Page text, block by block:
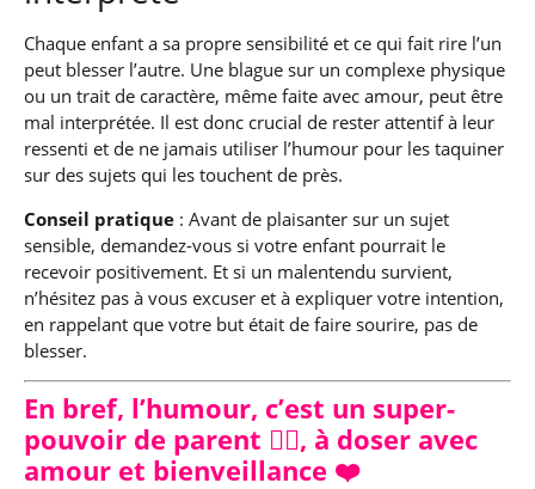
Chaque enfant a sa propre sensibilité et ce qui fait rire l’un
peut blesser l’autre. Une blague sur un complexe physique
ou un trait de caractère, même faite avec amour, peut être
mal interprétée. Il est donc crucial de rester attentif à leur
ressenti et de ne jamais utiliser l’humour pour les taquiner
sur des sujets qui les touchent de près.
Conseil pratique : Avant de plaisanter sur un sujet
sensible, demandez-vous si votre enfant pourrait le
recevoir positivement. Et si un malentendu survient,
n’hésitez pas à vous excuser et à expliquer votre intention,
en rappelant que votre but était de faire sourire, pas de
blesser.
En bref, l’humour, c’est un super-
pouvoir de parent 🦸‍♂️, à doser avec
amour et bienveillance ❤️